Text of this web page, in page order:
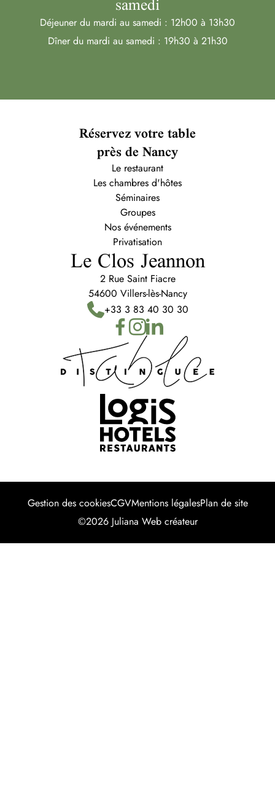
Déjeuner du mardi au samedi : 12h00 à 13h30
Dîner du mardi au samedi : 19h30 à 21h30
Réservez votre table
près de Nancy
Le restaurant
Les chambres d'hôtes
Séminaires
Groupes
Nos événements
Privatisation
Le Clos Jeannon
2 Rue Saint Fiacre
54600 Villers-lès-Nancy
+33 3 83 40 30 30
Gestion des cookiesCGVMentions légalesPlan de site
©2026 Juliana Web créateur